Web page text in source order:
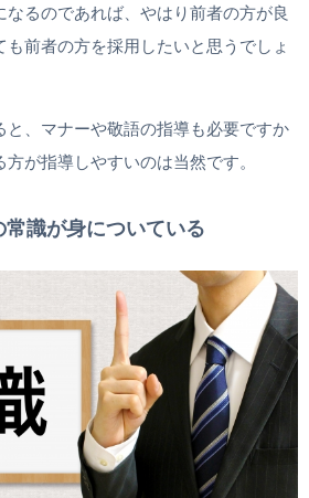
なるのであれば、やはり前者の方が良
前者の方を採用したいと思うでしょ
と、マナーや敬語の指導も必要ですか
が指導しやすいのは当然です。
識が身についている